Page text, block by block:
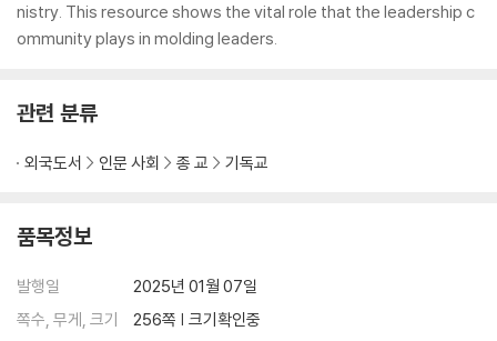
nistry. This resource shows the vital role that the leadership c
ommunity plays in molding leaders.
관련 분류
외국도서 인문 사회 종 교 기독교
품목정보
발행일
2025년 01월 07일
쪽수, 무게, 크기
256쪽 | 크기확인중